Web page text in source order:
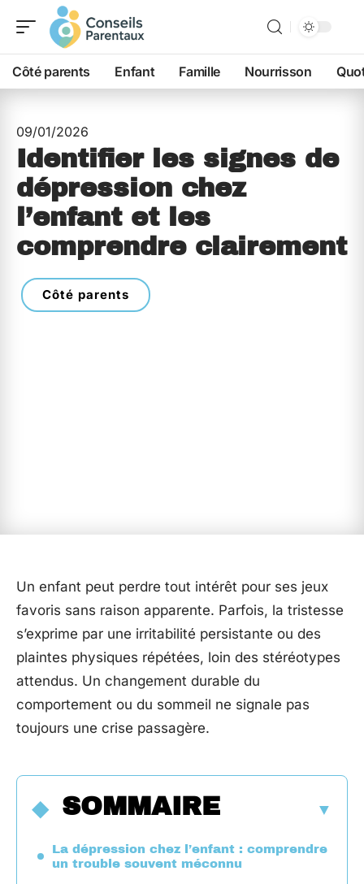
Côté parents Enfant Famille Nourrisson
09/01/2026
Identifier les signes de
dépression chez
l’enfant et les
comprendre clairement
Côté parents
Un enfant peut perdre tout intérêt pour ses jeux
favoris sans raison apparente. Parfois, la tristesse
s’exprime par une irritabilité persistante ou des
plaintes physiques répétées, loin des stéréotypes
attendus. Un changement durable du
comportement ou du sommeil ne signale pas
toujours une crise passagère.
SOMMAIRE
La dépression chez l’enfant : comprendre
un trouble souvent méconnu